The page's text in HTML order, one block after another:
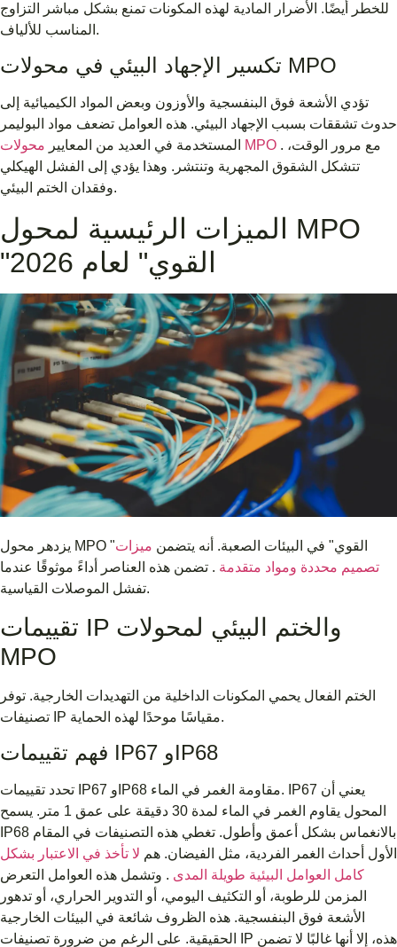
للخطر أيضًا. الأضرار المادية لهذه المكونات تمنع بشكل مباشر التزاوج
المناسب للألياف.
تكسير الإجهاد البيئي في محولات MPO
تؤدي الأشعة فوق البنفسجية والأوزون وبعض المواد الكيميائية إلى
حدوث تشققات بسبب الإجهاد البيئي. هذه العوامل تضعف مواد البوليمر
المستخدمة في العديد من المعايير
محولات MPO . مع مرور الوقت،
تتشكل الشقوق المجهرية وتنتشر. وهذا يؤدي إلى الفشل الهيكلي
وفقدان الختم البيئي.
الميزات الرئيسية لمحول MPO
يزدهر محول MPO "القوي" في البيئات الصعبة. أنه يتضمن ميزات
تصميم محددة ومواد متقدمة . تضمن هذه العناصر أداءً موثوقًا عندما
تفشل الموصلات القياسية.
تقييمات IP والختم البيئي لمحولات
MPO
الختم الفعال يحمي المكونات الداخلية من التهديدات الخارجية. توفر
تصنيفات IP مقياسًا موحدًا لهذه الحماية.
فهم تقييمات IP67 وIP68
تحدد تقييمات IP67 وIP68 مقاومة الغمر في الماء. IP67 يعني أن
المحول يقاوم الغمر في الماء لمدة 30 دقيقة على عمق 1 متر. يسمح
IP68 بالانغماس بشكل أعمق وأطول. تغطي هذه التصنيفات في المقام
الأول أحداث الغمر الفردية، مثل الفيضان. هم لا تأخذ في الاعتبار بشكل
كامل العوامل البيئية طويلة المدى . وتشمل هذه العوامل التعرض
المزمن للرطوبة، أو التكثيف اليومي، أو التدوير الحراري، أو تدهور
الأشعة فوق البنفسجية. هذه الظروف شائعة في البيئات الخارجية
الحقيقية. على الرغم من ضرورة تصنيفات IP هذه، إلا أنها غالبًا لا تضمن